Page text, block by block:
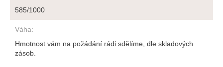
585/1000
Váha:
Hmotnost vám na požádání rádi sdělíme, dle skladových
zásob.